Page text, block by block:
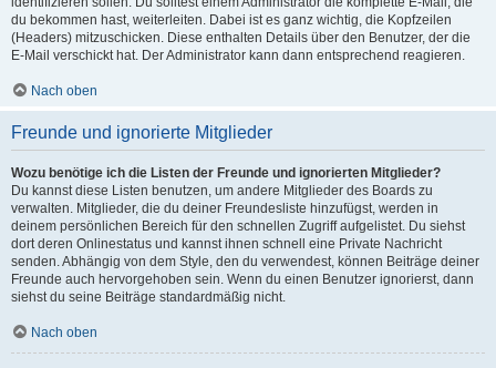
du bekommen hast, weiterleiten. Dabei ist es ganz wichtig, die Kopfzeilen
(Headers) mitzuschicken. Diese enthalten Details über den Benutzer, der die
E-Mail verschickt hat. Der Administrator kann dann entsprechend reagieren.
Nach oben
Freunde und ignorierte Mitglieder
Wozu benötige ich die Listen der Freunde und ignorierten Mitglieder?
Du kannst diese Listen benutzen, um andere Mitglieder des Boards zu
verwalten. Mitglieder, die du deiner Freundesliste hinzufügst, werden in
deinem persönlichen Bereich für den schnellen Zugriff aufgelistet. Du siehst
dort deren Onlinestatus und kannst ihnen schnell eine Private Nachricht
senden. Abhängig von dem Style, den du verwendest, können Beiträge deiner
Freunde auch hervorgehoben sein. Wenn du einen Benutzer ignorierst, dann
siehst du seine Beiträge standardmäßig nicht.
Nach oben